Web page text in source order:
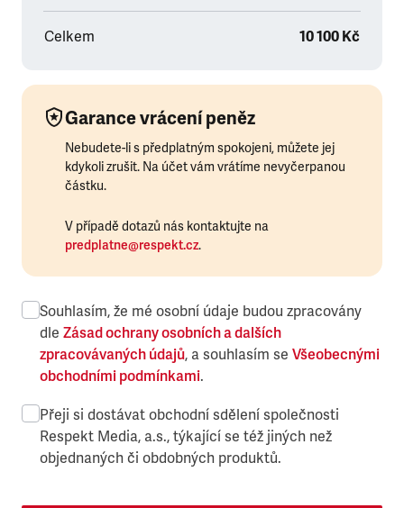
Celkem 10 100 Kč
Garance vrácení peněz
Nebudete-li s předplatným spokojeni, můžete jej
kdykoli zrušit. Na účet vám vrátíme nevyčerpanou
částku.
V případě dotazů nás kontaktujte na
predplatne@respekt.cz.
Souhlasím, že mé osobní údaje budou zpracovány
dle Zásad ochrany osobních a dalších
zpracovávaných údajů, a souhlasím se Všeobecnými
obchodními podmínkami.
Přeji si dostávat obchodní sdělení společnosti
Respekt Media, a.s., týkající se též jiných než
objednaných či obdobných produktů.